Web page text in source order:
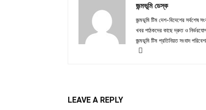
জন্মভূমি ডেস্ক
জন্মভূমি টিম দেশ-বিদেশের সর্বশেষ
খবর পাঠকদের কাছে দ্রুত ও
জন্মভূমি টিম প্রতিনিয়ত সংবাদ
LEAVE A REPLY